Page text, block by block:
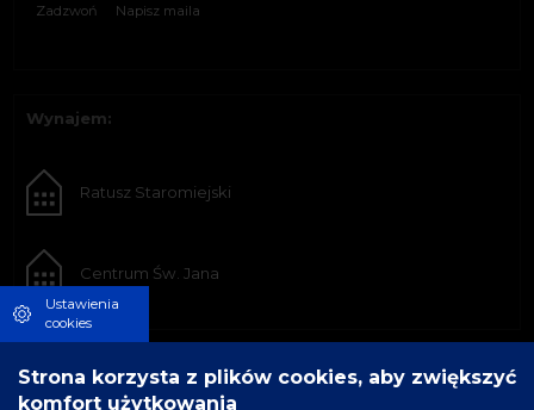
Zadzwoń Napisz maila
Wynajem:
Ratusz Staromiejski
Centrum Św. Jana
Ustawienia
cookies
Strona korzysta z plików cookies, aby zwiększyć
komfort użytkowania